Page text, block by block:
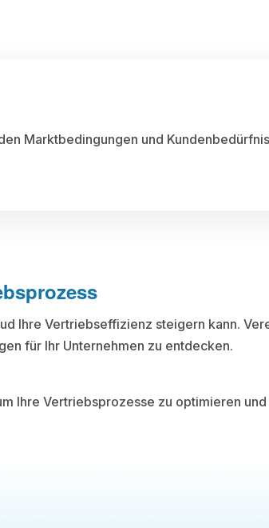
Marktbedingungen und
Ihre Vertriebseffizienz steigern kann.
für Ihr Unternehmen zu entdecken.
Ihre Vertriebsprozesse zu optimieren